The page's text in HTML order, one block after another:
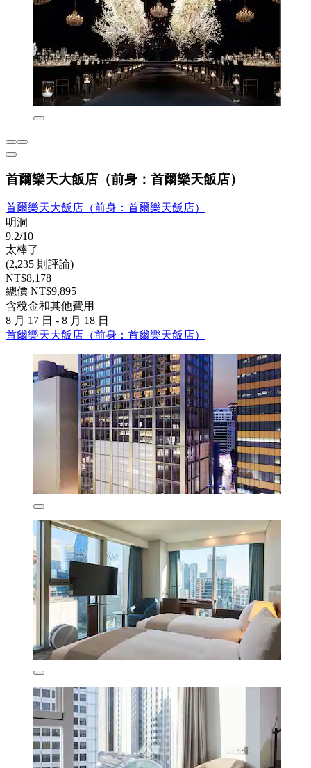
首爾樂天大飯店（前身：首爾樂天飯店）
首爾樂天大飯店（前身：首爾樂天飯店）
明洞
9.2/10
太棒了
(2,235 則評論)
NT$8,178
總價 NT$9,895
含稅金和其他費用
8 月 17 日 - 8 月 18 日
首爾樂天大飯店（前身：首爾樂天飯店）